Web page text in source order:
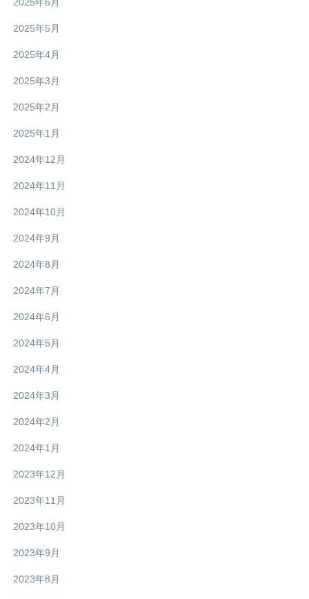
2025年6月
2025年5月
2025年4月
2025年3月
2025年2月
2025年1月
2024年12月
2024年11月
2024年10月
2024年9月
2024年8月
2024年7月
2024年6月
2024年5月
2024年4月
2024年3月
2024年2月
2024年1月
2023年12月
2023年11月
2023年10月
2023年9月
2023年8月